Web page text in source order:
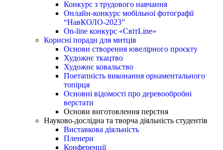
Конкурс з трудового навчання
Онлайн-конкурс мобільної фотографії
“НавКОЛО-2023”
On-line конкурс «СвітLine»
Корисні поради для митців
Основи створення ювелірного проєкту
Художнє ткацтво
Художнє ковальство
Поетапність виконання орнаментального
топірця
Основні відомості про деревообробні
верстати
Основи виготовлення перстня
Науково-дослідна та творча діяльність студентів
Виставкова діяльність
Пленери
Конференції